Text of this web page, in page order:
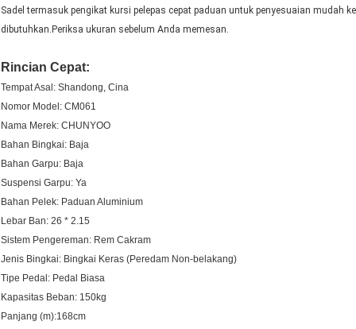
Sadel termasuk pengikat kursi pelepas cepat paduan untuk penyesuaian mudah
dibutuhkan.Periksa ukuran sebelum Anda memesan.
Rincian Cepat:
Tempat Asal: Shandong, Cina
Nomor Model: CM061
Nama Merek: CHUNYOO
Bahan Bingkai: Baja
Bahan Garpu: Baja
Suspensi Garpu: Ya
Bahan Pelek: Paduan Aluminium
Lebar Ban: 26 * 2.15
Sistem Pengereman: Rem Cakram
Jenis Bingkai: Bingkai Keras (Peredam Non-belakang)
Tipe Pedal: Pedal Biasa
Kapasitas Beban: 150kg
Panjang (m):168cm